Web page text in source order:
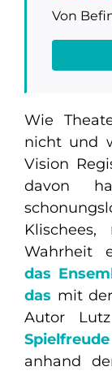
Von
Wie
nicht und
Vision
davon
Wahrheit
das
das mit
Autor
anhand